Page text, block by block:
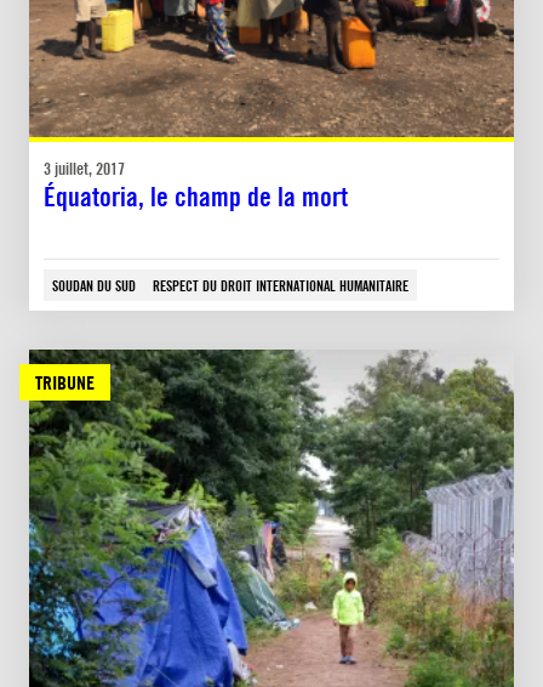
3 juillet, 2017
Équatoria, le champ de la mort
SOUDAN DU SUD RESPECT DU DROIT INTERNATIONAL HUMANITAIRE
TRIBUNE